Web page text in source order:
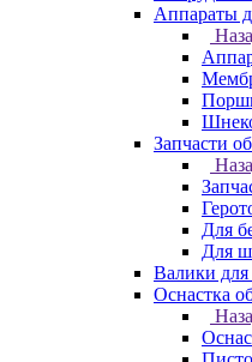
Аппараты
Запчасти
Для
Для
Валики
Оснастка